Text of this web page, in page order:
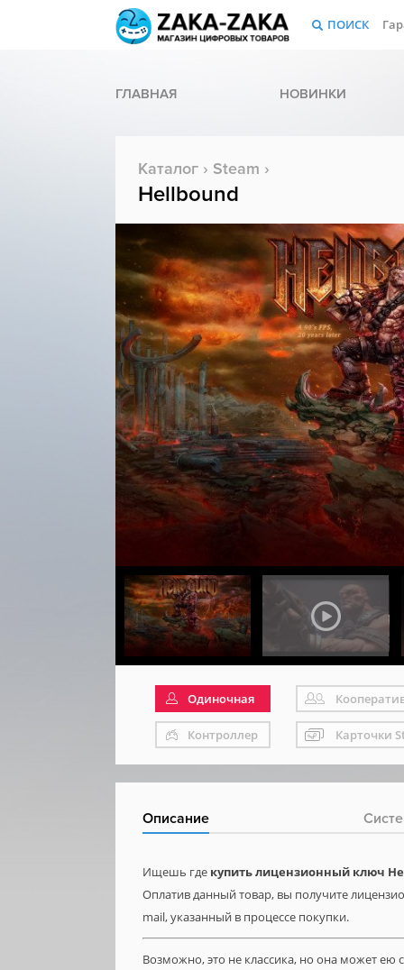
ПОИСК
ГЛАВНАЯ НОВИНКИ
Каталог › Steam ›
Hellbound
Одиночная
Контроллер Карточки
Описание
Ищешь где купить лицензионный ключ
Оплатив данный товар, вы получите
mail, указанный в процессе покупки.
Возможно, это не классика, но она может ею